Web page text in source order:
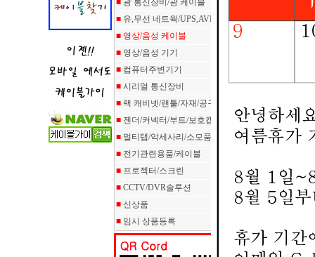
■ 광 통신장비/광 케이블
■ 유,무선 네트웍/UPS,AVR
■ 영상/음성 케이블
■ 영상/음성 기기
■ 컴퓨터주변기기
■ 시리얼 통신장비
■ 랙 캐비넷/랜툴/자재/공구
■ 젠더/커넥터/부트/보호캡
■ 멀티탭/악세사리/소모품
■ 전기관련용품/케이블
■ 프로젝터/스크린
■ CCTV/DVR솔루션
■ 신상품
■ 임시 상품등록